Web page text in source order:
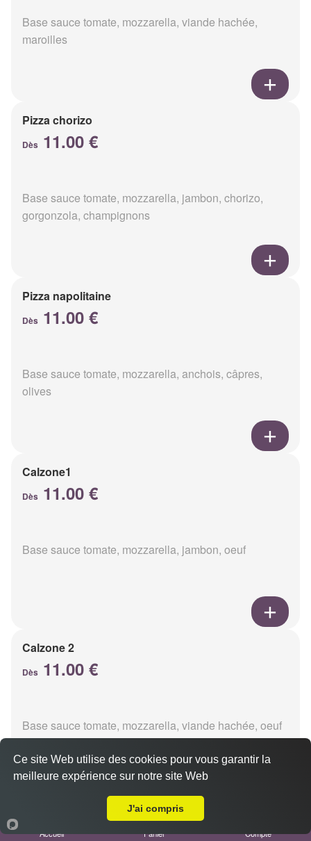
Base sauce tomate, mozzarella, viande hachée,
maroilles
Pizza chorizo
Dès 11.00 €
Base sauce tomate, mozzarella, jambon, chorizo,
gorgonzola, champignons
Pizza napolitaine
Dès 11.00 €
Base sauce tomate, mozzarella, anchois, câpres,
olives
Calzone1
Dès 11.00 €
Base sauce tomate, mozzarella, jambon, oeuf
Calzone 2
Dès 11.00 €
Base sauce tomate, mozzarella, viande hachée, oeuf
Accueil Panier Compte
Ce site Web utilise des cookies pour vous garantir la
meilleure expérience sur notre site Web
J'ai compris